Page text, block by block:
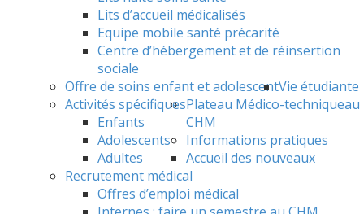
Lits d’accueil médicalisés
Equipe mobile santé précarité
Centre d’hébergement et de réinsertion
sociale
Offre de soins enfant et adolescent
Activités spécifiques
Enfants
Adolescents
Adultes
Plateau Médico-technique
Recrutement médical
Offres d’emploi médical
Vie étudiante
au
CHM
Informations pratiques
Accueil des nouveaux